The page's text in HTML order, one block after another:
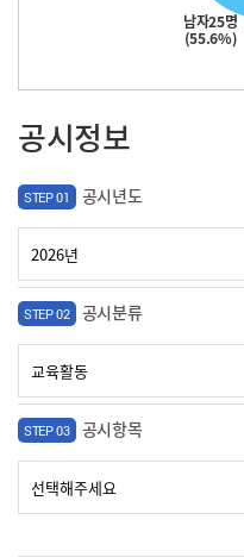
남자25명
(55.6%)
공시정보
STEP 01 공시년도
STEP 02 공시분류
STEP 03 공시항목